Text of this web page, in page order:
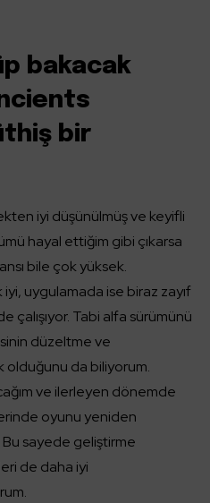
bakacak
bir
iyi düşünülmüş ve keyifli
hayal ettiğim gibi çıkarsa
bile çok yüksek.
uygulamada ise biraz zayıf
çalışıyor. Tabi alfa sürümünü
düzeltme ve
olduğunu da biliyorum.
ve ilerleyen dönemde
oyunu yeniden
sayede geliştirme
de daha iyi